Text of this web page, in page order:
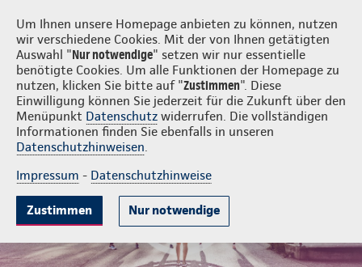
Um Ihnen unsere Homepage anbieten zu können, nutzen
wir verschiedene Cookies. Mit der von Ihnen getätigten
Auswahl "Nur notwendige" setzen wir nur essentielle
benötigte Cookies. Um alle Funktionen der Homepage zu
nutzen, klicken Sie bitte auf "Zustimmen". Diese
Einwilligung können Sie jederzeit für die Zukunft über den
Menüpunkt Datenschutz widerrufen. Die vollständigen
Informationen finden Sie ebenfalls in unseren
Datenschutzhinweisen.
Impressum - Datenschutzhinweise
Zustimmen Nur notwendige
Ladwig & Gottschalk Login
Gute Gründe Tarife & Leistungen Wissenswertes Beratung &